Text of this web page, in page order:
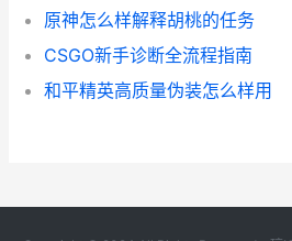
原神怎么样解释胡桃的任务
CSGO新手诊断全流程指南
和平精英高质量伪装怎么样用